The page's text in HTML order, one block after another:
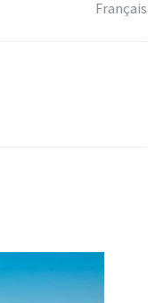
Français